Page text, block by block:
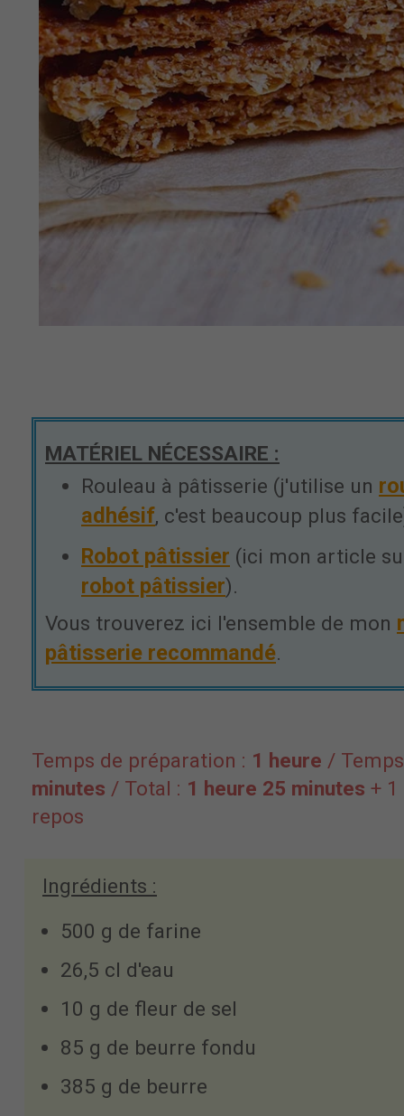
MATÉRIEL NÉCESSAIRE :
Rouleau à pâtisserie (j'utilise un
adhésif, c'est beaucoup plus
Robot pâtissier (ici mon article
robot pâtissier).
Vous trouverez ici l'ensemble de mon
pâtisserie recommandé.
Temps de préparation : 1 heure /
minutes / Total : 1 heure 25 minutes +
repos
Ingrédients :
500 g de farine
26,5 cl d'eau
10 g de fleur de sel
85 g de beurre fondu
385 g de beurre